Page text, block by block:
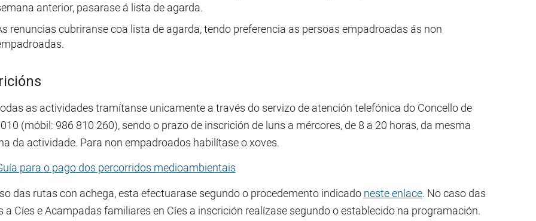
anterior, pasarase á lista de agarda.
renuncias cubriranse coa lista de agarda, tendo preferencia as persoas empadroadas ás non
as actividades tramítanse unicamente a través do servizo de atención telefónica do Concello de
(móbil: 986 810 260), sendo o prazo de inscrición de luns a mércores, de 8 a 20 horas, da mesma
da actividade. Para non empadroados habilítase o xoves.
para o pago dos percorridos medioambientais
das rutas con achega, esta efectuarase segundo o procedemento indicado neste enlace. No caso das
a Cíes e Acampadas familiares en Cíes a inscrición realízase segundo o establecido na programación.